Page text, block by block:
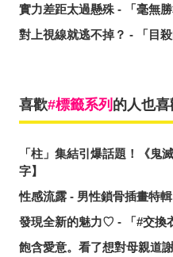
實力差距太過懸殊 - 「毫無
對上視線就逃不掉？ - 「目
喜歡 標籤系列 的人也
「柱」集結引爆話題！《鬼
字】
性感流露 - 男性鎖骨插畫特
發現全新的魅力♡ - 「#交換
飽含愛意。看了想對母親道